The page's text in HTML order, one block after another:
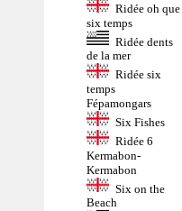
Ridée oh que
six temps
Ridée dents
de la mer
Ridée six
temps
Fépamongars
Six Fishes
Ridée 6
Kermabon-
Kermabon
Six on the
Beach